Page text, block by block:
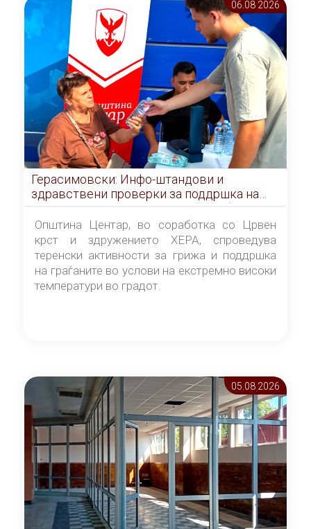
06.08 2026
Герасимовски: Инфо-штандови и
здравствени проверки за поддршка на
граѓаните во услови на топлотен бран
Општина Центар, во соработка со Црвен
крст и здружението ХЕРА, спроведува
теренски активности за грижа и поддршка
на граѓаните во услови на екстремно високи
температури во градот.
05.08 2026